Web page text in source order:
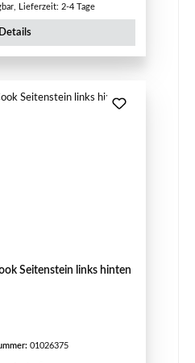
Lieferzeit: 2-4 Tage
Details
Seitenstein links hinten
01026375